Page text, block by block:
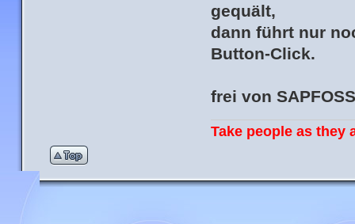
gequält,
dann führt nur
Button-Click.
frei von
Take people as they